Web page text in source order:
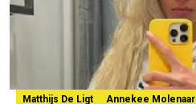
Matthijs De Ligt Annekee Molenaar